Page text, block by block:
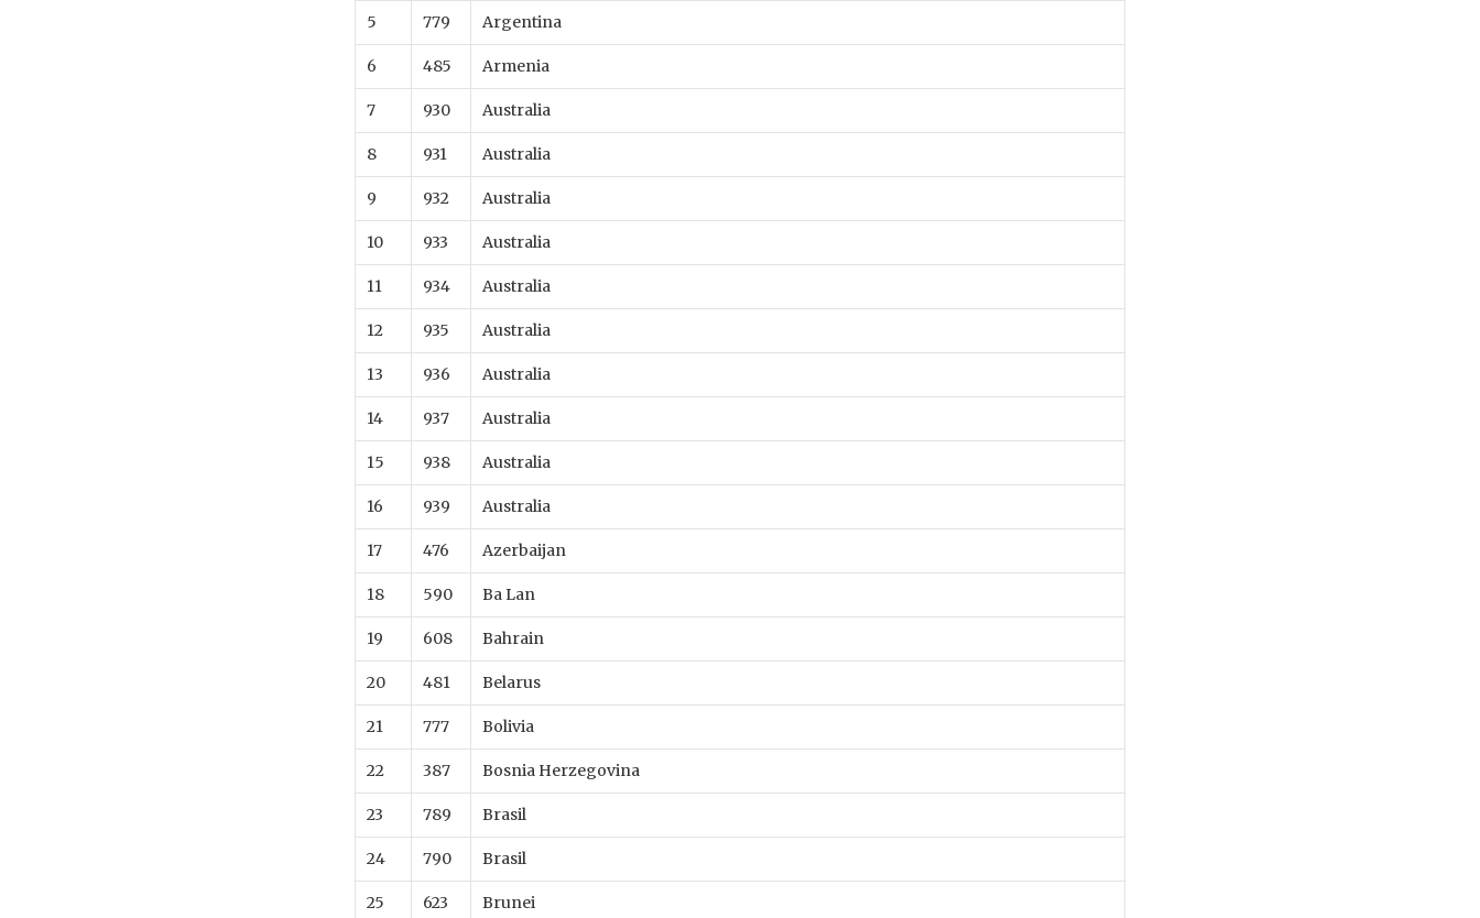
5 779 Argentina
6 485 Armenia
7 930 Australia
8 931 Australia
9 932 Australia
10 933 Australia
11 934 Australia
12 935 Australia
13 936 Australia
14 937 Australia
15 938 Australia
16 939 Australia
17 476 Azerbaijan
18 590 Ba Lan
19 608 Bahrain
20 481 Belarus
21 777 Bolivia
22 387 Bosnia Herzegovina
23 789 Brasil
24 790 Brasil
25 623 Brunei